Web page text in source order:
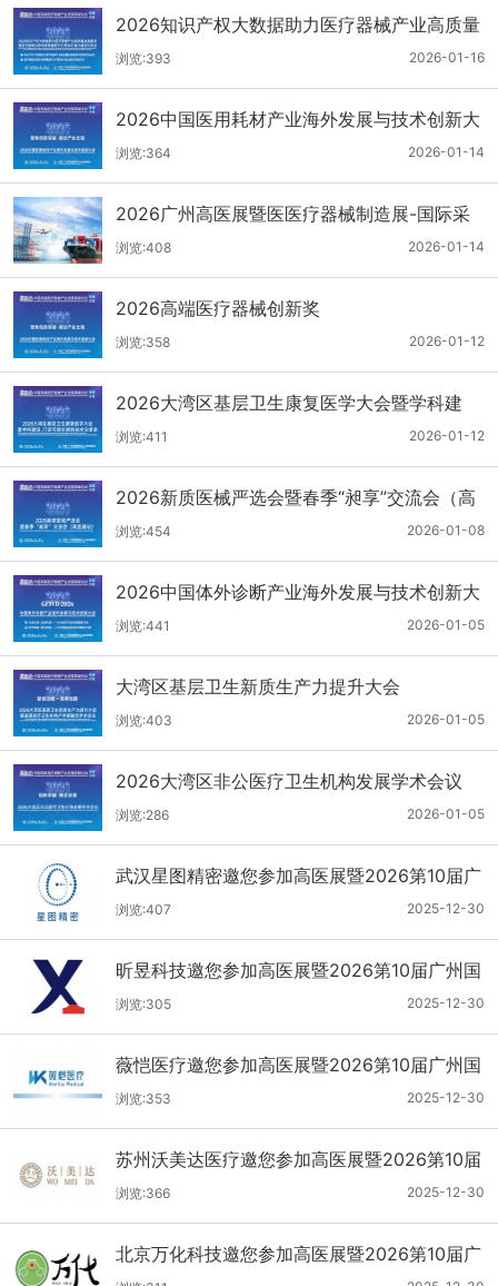
2026知识产权大数据助力医疗器械产业高质量
发展服务暨医疗器械注册申报质量提升与'零发
补'能力建设交流会
2026-01-16
浏览:393
2026中国医用耗材产业海外发展与技术创新大
会
2026-01-14
浏览:364
2026广州高医展暨医医疗器械制造展-国际采
购商名单第二批公布
2026-01-14
浏览:408
2026高端医疗器械创新奖
2026-01-12
浏览:358
2026大湾区基层卫生康复医学大会暨学科建
设、门诊可视化微创技术分享会
2026-01-12
浏览:411
2026新质医械严选会暨春季“昶享”交流会（高
医展站）
2026-01-08
浏览:454
2026中国体外诊断产业海外发展与技术创新大
会
2026-01-05
浏览:441
大湾区基层卫生新质生产力提升大会
2026-01-05
浏览:403
2026大湾区非公医疗卫生机构发展学术会议
2026-01-05
浏览:286
武汉星图精密邀您参加高医展暨2026第10届广
州国际医疗器械设计与制造技术展
2025-12-30
浏览:407
昕昱科技邀您参加高医展暨2026第10届广州国
际医疗器械设计与制造技术展
2025-12-30
浏览:305
薇恺医疗邀您参加高医展暨2026第10届广州国
际医疗器械设计与制造技术展
2025-12-30
浏览:353
苏州沃美达医疗邀您参加高医展暨2026第10届
广州国际医疗器械设计与制造技术展
2025-12-30
浏览:366
北京万化科技邀您参加高医展暨2026第10届广